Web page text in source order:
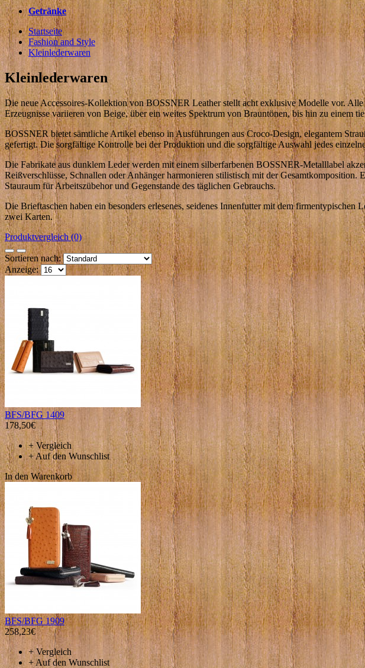
Getränke
Startseite
Fashion and Style
Kleinlederwaren
Kleinlederwaren
Die neue Accessoires-Kollektion von BOSSNER Leather stellt acht exklusive Modelle vor. Alle
Erzeugnisse variieren von Beige, über ein weites Spektrum von Brauntönen, bis hin zu einem
BOSSNER bietet sämtliche Artikel ebenso in Ausführungen aus Croco-Design, elegantem
gefertigt. Die sorgfältige Kontrolle bei der Produktion und die sorgfältige Auswahl jedes
Die Fabrikate aus dunklem Leder werden mit einem silberfarbenen BOSSNER-Metalllabel
Reißverschlüsse, Schnallen oder Anhänger harmonieren stilistisch mit der
Stauraum für Arbeitszübehor und Gegenstande des täglichen Gebrauchs.
Die Brieftaschen haben ein besonders erlesenes, seidenes Innenfutter mit dem
zwei Karten.
Produktvergleich (0)
Sortieren nach:
Anzeige:
BFS/BFG 1409
178,50€
+Vergleich
+Auf den Wunschlist
In den Warenkorb
BFS/BFG 1909
258,23€
+Vergleich
+Auf den Wunschlist